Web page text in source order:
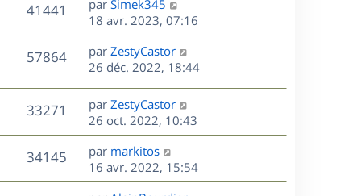
e
s
a
g
e
r
m
e
s
s
a
g
e
n
i
e
r
m
e
s
s
a
g
e
41441
u
D
e
r
n
i
e
r
m
e
s
s
a
par Simek345
18 avr. 2023, 07:16
57864V
u
D
e
n
i
e
r
m
e
par ZestyCastor
26 déc. 2022, 18:44
33271
u
D
e
r
n
i
e
par ZestyCastor
26 oct. 2022, 10:43
34145V
u
D
e
r
par markitos
16 avr. 2022, 15:54